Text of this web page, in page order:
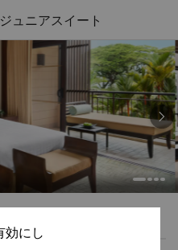
ュニアスイート
シャング

効にし